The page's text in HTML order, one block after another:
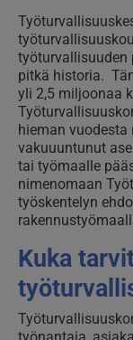
työturvallisuuden
pitkä historia.
yli 2,5 miljoonaa
hieman
vakuuuntunut
tai työmaalle
nimenomaan
työskentelyn
Kuka